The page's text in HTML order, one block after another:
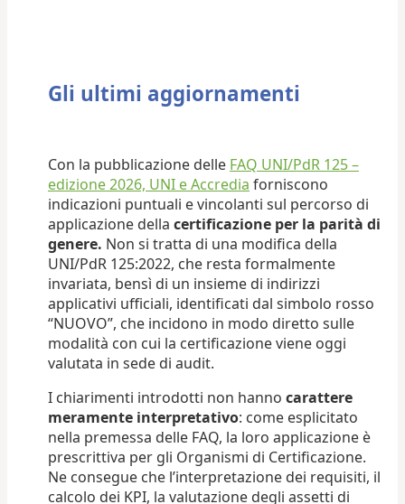
Gli ultimi aggiornamenti
Con la pubblicazione delle FAQ UNI/PdR 125 –
edizione 2026, UNI e Accredia forniscono
indicazioni puntuali e vincolanti sul percorso di
applicazione della certificazione per la parità di
genere. Non si tratta di una modifica della
UNI/PdR 125:2022, che resta formalmente
invariata, bensì di un insieme di indirizzi
applicativi ufficiali, identificati dal simbolo rosso
“NUOVO”, che incidono in modo diretto sulle
modalità con cui la certificazione viene oggi
valutata in sede di audit.
I chiarimenti introdotti non hanno carattere
meramente interpretativo: come esplicitato
nella premessa delle FAQ, la loro applicazione è
prescrittiva per gli Organismi di Certificazione.
Ne consegue che l’interpretazione dei requisiti, il
calcolo dei KPI, la valutazione degli assetti di